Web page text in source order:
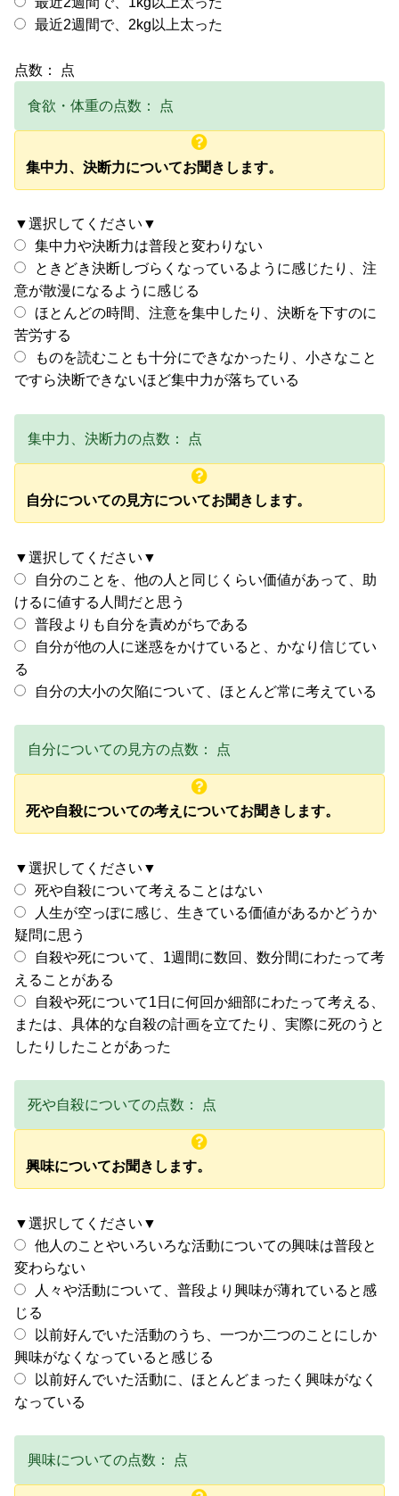
最近2週間で、2kg以上太った
点数： 点
食欲・体重の点数： 点
集中力、決断力についてお聞きします。
▼選択してください▼
集中力や決断力は普段と変わりない
ときどき決断しづらくなっているように感じたり、注
意が散漫になるように感じる
ほとんどの時間、注意を集中したり、決断を下すのに
苦労する
ものを読むことも十分にできなかったり、小さなこと
ですら決断できないほど集中力が落ちている
集中力、決断力の点数： 点
自分についての見方についてお聞きします。
▼選択してください▼
自分のことを、他の人と同じくらい価値があって、助
けるに値する人間だと思う
普段よりも自分を責めがちである
自分が他の人に迷惑をかけていると、かなり信じてい
る
自分の大小の欠陥について、ほとんど常に考えている
自分についての見方の点数： 点
死や自殺についての考えについてお聞きします。
▼選択してください▼
死や自殺について考えることはない
人生が空っぽに感じ、生きている価値があるかどうか
疑問に思う
自殺や死について、1週間に数回、数分間にわたって考
えることがある
自殺や死について1日に何回か細部にわたって考える、
または、具体的な自殺の計画を立てたり、実際に死のうと
したりしたことがあった
死や自殺についての点数： 点
興味についてお聞きします。
▼選択してください▼
他人のことやいろいろな活動についての興味は普段と
変わらない
人々や活動について、普段より興味が薄れていると感
じる
以前好んでいた活動のうち、一つか二つのことにしか
興味がなくなっていると感じる
以前好んでいた活動に、ほとんどまったく興味がなく
なっている
興味についての点数： 点